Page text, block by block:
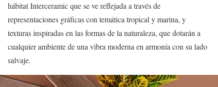
hábitat Interceramic que se ve reflejada a través de
representaciones gráficas con temática tropical y marina, y
texturas inspiradas en las formas de la naturaleza, que dotarán a
cualquier ambiente de una vibra moderna en armonía con su lado
salvaje.